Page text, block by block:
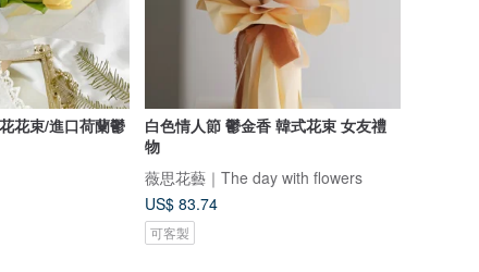
花束/進口荷蘭鬱
白色情人節 鬱金香 韓式花束 女友禮
物
薇思花藝｜The day with flowers
US$ 83.74
可客製